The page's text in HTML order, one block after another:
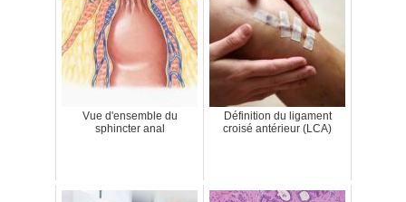
Vue d'ensemble du
sphincter anal
Définition du ligament
croisé antérieur (LCA)